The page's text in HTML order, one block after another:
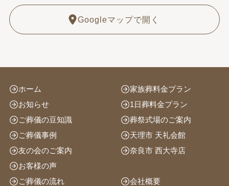
Googleマップで開く
ホーム
お知らせ
ご葬儀の豆知識
ご葬儀事例
友の会のご案内
お客様の声
家族葬料金プラン
1日葬料金プラン
葬祭式場のご案内
天理市 天礼会館
奈良市 西大寺店
ご葬儀の流れ
会社概要